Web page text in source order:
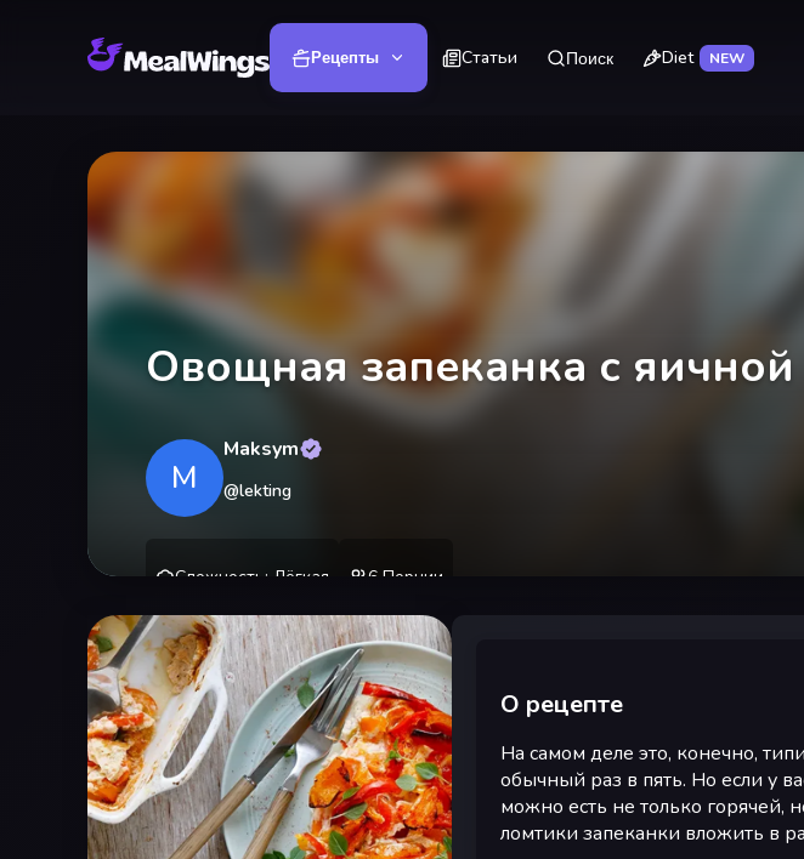
Рецепты Статьи Поиск Diet NEW
Овощная запеканка с
M
Maksym
@lekting
Сложность : Лёгкая 6 Порции
О рецепте
На самом деле это, конечно,
обычный раз в пять. Но если у
можно есть не только горячей,
ломтики запеканки вложить в